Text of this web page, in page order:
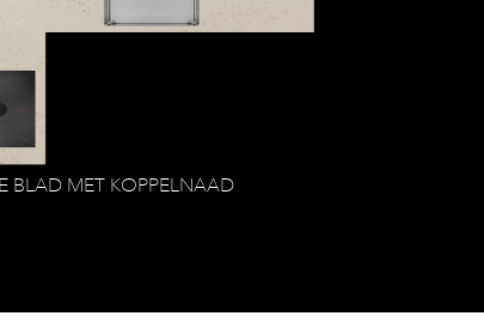
BLAD MET KOPPELNAAD